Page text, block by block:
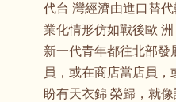
代台 灣經濟由進口替
業化情形仿如戰後歐
新一代青年都往北部發
員，或在商店當店員
盼有天衣錦 榮歸，就